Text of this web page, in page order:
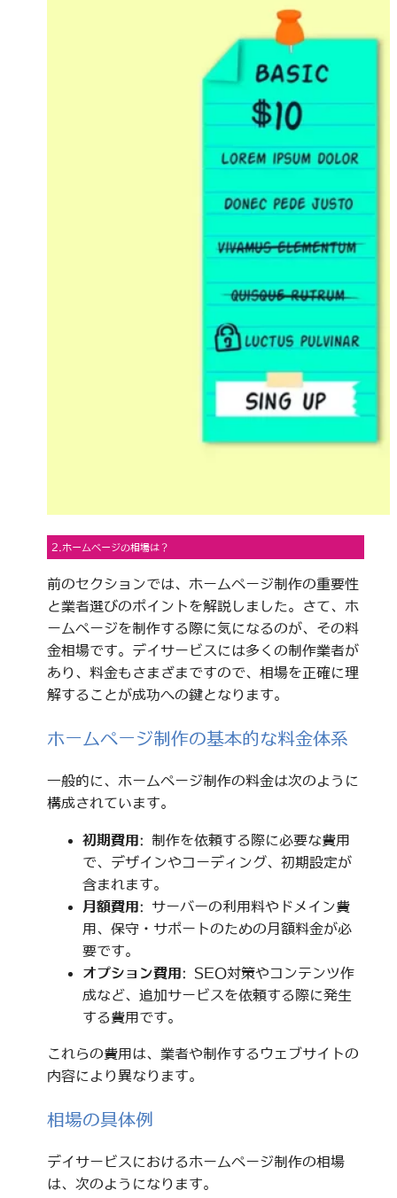
2.ホームページの相場は？
前のセクションでは、ホームページ制作の重要性
と業者選びのポイントを解説しました。さて、ホ
ームページを制作する際に気になるのが、その料
金相場です。デイサービスには多くの制作業者が
あり、料金もさまざまですので、相場を正確に理
解することが成功への鍵となります。
ホームページ制作の基本的な料金体系
一般的に、ホームページ制作の料金は次のように
構成されています。
初期費用: 制作を依頼する際に必要な費用
で、デザインやコーディング、初期設定が
含まれます。
月額費用: サーバーの利用料やドメイン費
用、保守・サポートのための月額料金が必
要です。
オプション費用: SEO対策やコンテンツ作
成など、追加サービスを依頼する際に発生
する費用です。
これらの費用は、業者や制作するウェブサイトの
内容により異なります。
相場の具体例
デイサービスにおけるホームページ制作の相場
は、次のようになります。